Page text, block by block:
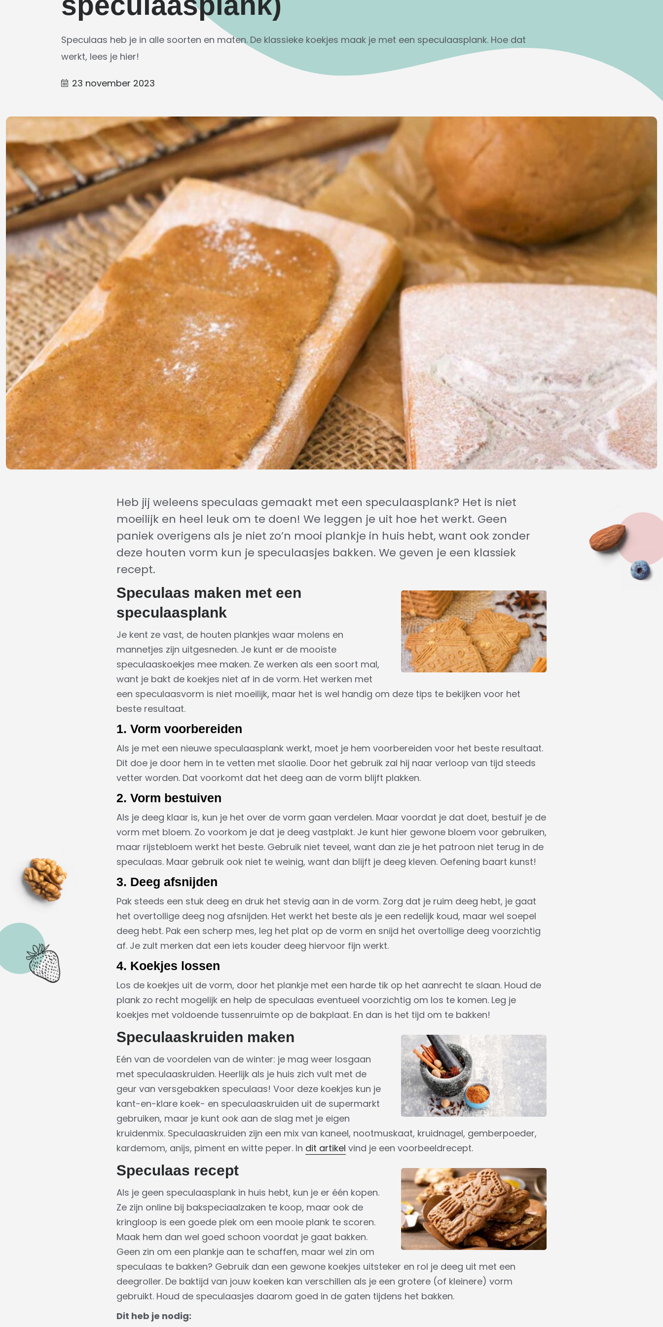
Speculaas heb je in alle soorten en maten. De klassieke koekjes maak je met een speculaasplank. Hoe dat
werkt, lees je hier!
23 november 2023
Heb jij weleens speculaas gemaakt met een speculaasplank? Het is niet
moeilijk en heel leuk om te doen! We leggen je uit hoe het werkt. Geen
paniek overigens als je niet zo’n mooi plankje in huis hebt, want ook zonder
deze houten vorm kun je speculaasjes bakken. We geven je een klassiek
recept.
Speculaas maken met een
speculaasplank
Je kent ze vast, de houten plankjes waar molens en
mannetjes zijn uitgesneden. Je kunt er de mooiste
speculaaskoekjes mee maken. Ze werken als een soort mal,
want je bakt de koekjes niet af in de vorm. Het werken met
een speculaasvorm is niet moeilijk, maar het is wel handig om deze tips te bekijken voor het
beste resultaat.
1. Vorm voorbereiden
Als je met een nieuwe speculaasplank werkt, moet je hem voorbereiden voor het beste resultaat.
Dit doe je door hem in te vetten met slaolie. Door het gebruik zal hij naar verloop van tijd steeds
vetter worden. Dat voorkomt dat het deeg aan de vorm blijft plakken.
2. Vorm bestuiven
Als je deeg klaar is, kun je het over de vorm gaan verdelen. Maar voordat je dat doet, bestuif je de
vorm met bloem. Zo voorkom je dat je deeg vastplakt. Je kunt hier gewone bloem voor gebruiken,
maar rijstebloem werkt het beste. Gebruik niet teveel, want dan zie je het patroon niet terug in de
speculaas. Maar gebruik ook niet te weinig, want dan blijft je deeg kleven. Oefening baart kunst!
3. Deeg afsnijden
Pak steeds een stuk deeg en druk het stevig aan in de vorm. Zorg dat je ruim deeg hebt, je gaat
het overtollige deeg nog afsnijden. Het werkt het beste als je een redelijk koud, maar wel soepel
deeg hebt. Pak een scherp mes, leg het plat op de vorm en snijd het overtollige deeg voorzichtig
af. Je zult merken dat een iets kouder deeg hiervoor fijn werkt.
4. Koekjes lossen
Los de koekjes uit de vorm, door het plankje met een harde tik op het aanrecht te slaan. Houd de
plank zo recht mogelijk en help de speculaas eventueel voorzichtig om los te komen. Leg je
koekjes met voldoende tussenruimte op de bakplaat. En dan is het tijd om te bakken!
Speculaaskruiden maken
Eén van de voordelen van de winter: je mag weer losgaan
met speculaaskruiden. Heerlijk als je huis zich vult met de
geur van versgebakken speculaas! Voor deze koekjes kun je
kant-en-klare koek- en speculaaskruiden uit de supermarkt
gebruiken, maar je kunt ook aan de slag met je eigen
kruidenmix. Speculaaskruiden zijn een mix van kaneel, nootmuskaat, kruidnagel, gemberpoeder,
kardemom, anijs, piment en witte peper. In dit artikel vind je een voorbeeldrecept.
Speculaas recept
Als je geen speculaasplank in huis hebt, kun je er één kopen.
Ze zijn online bij bakspeciaalzaken te koop, maar ook de
kringloop is een goede plek om een mooie plank te scoren.
Maak hem dan wel goed schoon voordat je gaat bakken.
Geen zin om een plankje aan te schaffen, maar wel zin om
speculaas te bakken? Gebruik dan een gewone koekjes uitsteker en rol je deeg uit met een
deegroller. De baktijd van jouw koeken kan verschillen als je een grotere (of kleinere) vorm
gebruikt. Houd de speculaasjes daarom goed in de gaten tijdens het bakken.
Dit heb je nodig: